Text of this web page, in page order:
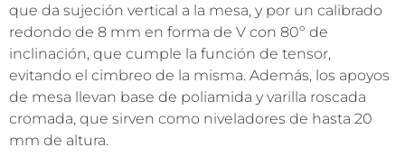
que da sujeción vertical a la mesa, y por un calibrado
redondo de 8 mm en forma de V con 80º de
inclinación, que cumple la función de tensor,
evitando el cimbreo de la misma. Además, los apoyos
de mesa llevan base de poliamida y varilla roscada
cromada, que sirven como niveladores de hasta 20
mm de altura.